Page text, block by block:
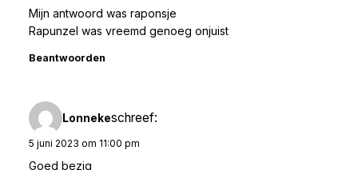
Mijn antwoord was raponsje
Rapunzel was vreemd genoeg onjuist
Beantwoorden
Lonnekeschreef:
5 juni 2023 om 11:00 pm
Goed bezig